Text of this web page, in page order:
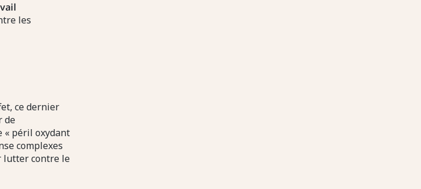
les
ce dernier
de
« péril oxydant
complexes
lutter contre le